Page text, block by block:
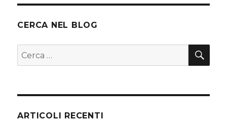
CERCA NEL BLOG
Cerca:
ARTICOLI RECENTI